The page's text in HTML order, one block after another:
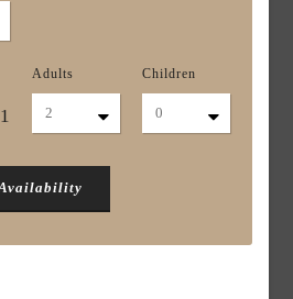
1
Adults Children